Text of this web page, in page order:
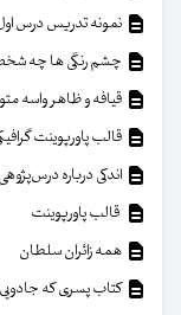
نمونه تدریس درس
چشم رنگی ها چه
قیافه و ظاهر واسه
قالب پاورپوینت
اندکی درباره درس‌پژوهی
قالب پاورپوینت
همه زائران سلطان
کتاب پسری که